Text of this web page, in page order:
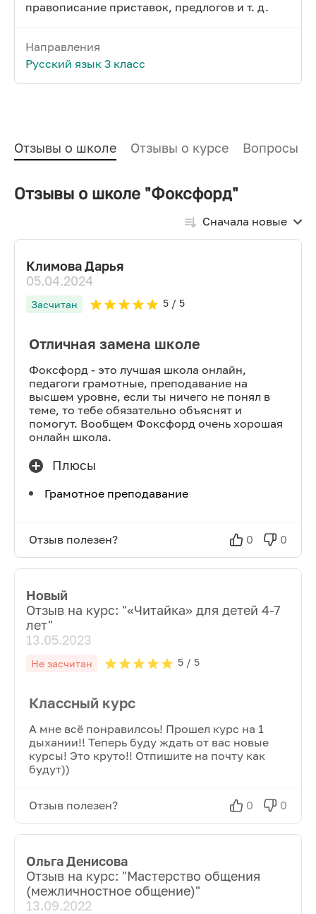
правописание приставок, предлогов и т. д.
Направления
Русский язык 3 класс
Отзывы о школе Отзывы о курсе Вопросы и
Отзывы о школе "Фоксфорд"
Сначала новые
Климова Дарья
05.04.2024
Засчитан 5/ 5
Отличная замена школе
Фоксфорд - это лучшая школа онлайн,
педагоги грамотные, преподавание на
высшем уровне, если ты ничего не понял в
теме, то тебе обязательно объяснят и
помогут. Вообщем Фоксфорд очень хорошая
онлайн школа.
Плюсы
Грамотное преподавание
Отзыв полезен? 0 0
Новый
Отзыв на курс: "«Читайка» для детей 4-7
лет"
13.05.2023
Не засчитан 5/ 5
Классный курс
А мне всё понравилсоь! Прошел курс на 1
дыхании!! Теперь буду ждать от вас новые
курсы! Это круто!! Отпишите на почту как
будут))
Отзыв полезен? 0 0
Ольга Денисова
Отзыв на курс: "Мастерство общения
(межличностное общение)"
13.09.2022